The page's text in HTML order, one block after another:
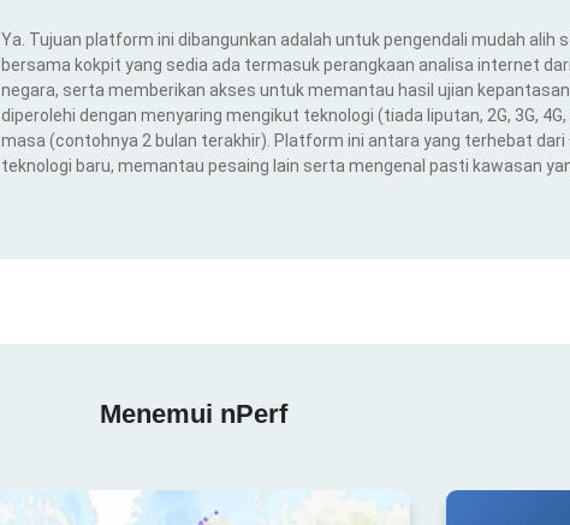
Ya. Tujuan platform ini dibangunkan adalah untuk pengendali mudah alih
bersama kokpit yang sedia ada termasuk perangkaan analisa internet
negara, serta memberikan akses untuk memantau hasil ujian
diperolehi dengan menyaring mengikut teknologi (tiada liputan, 2G, 3G,
masa (contohnya 2 bulan terakhir). Platform ini antara yang terhebat
teknologi baru, memantau pesaing lain serta mengenal pasti kawasan
Menemui nPerf